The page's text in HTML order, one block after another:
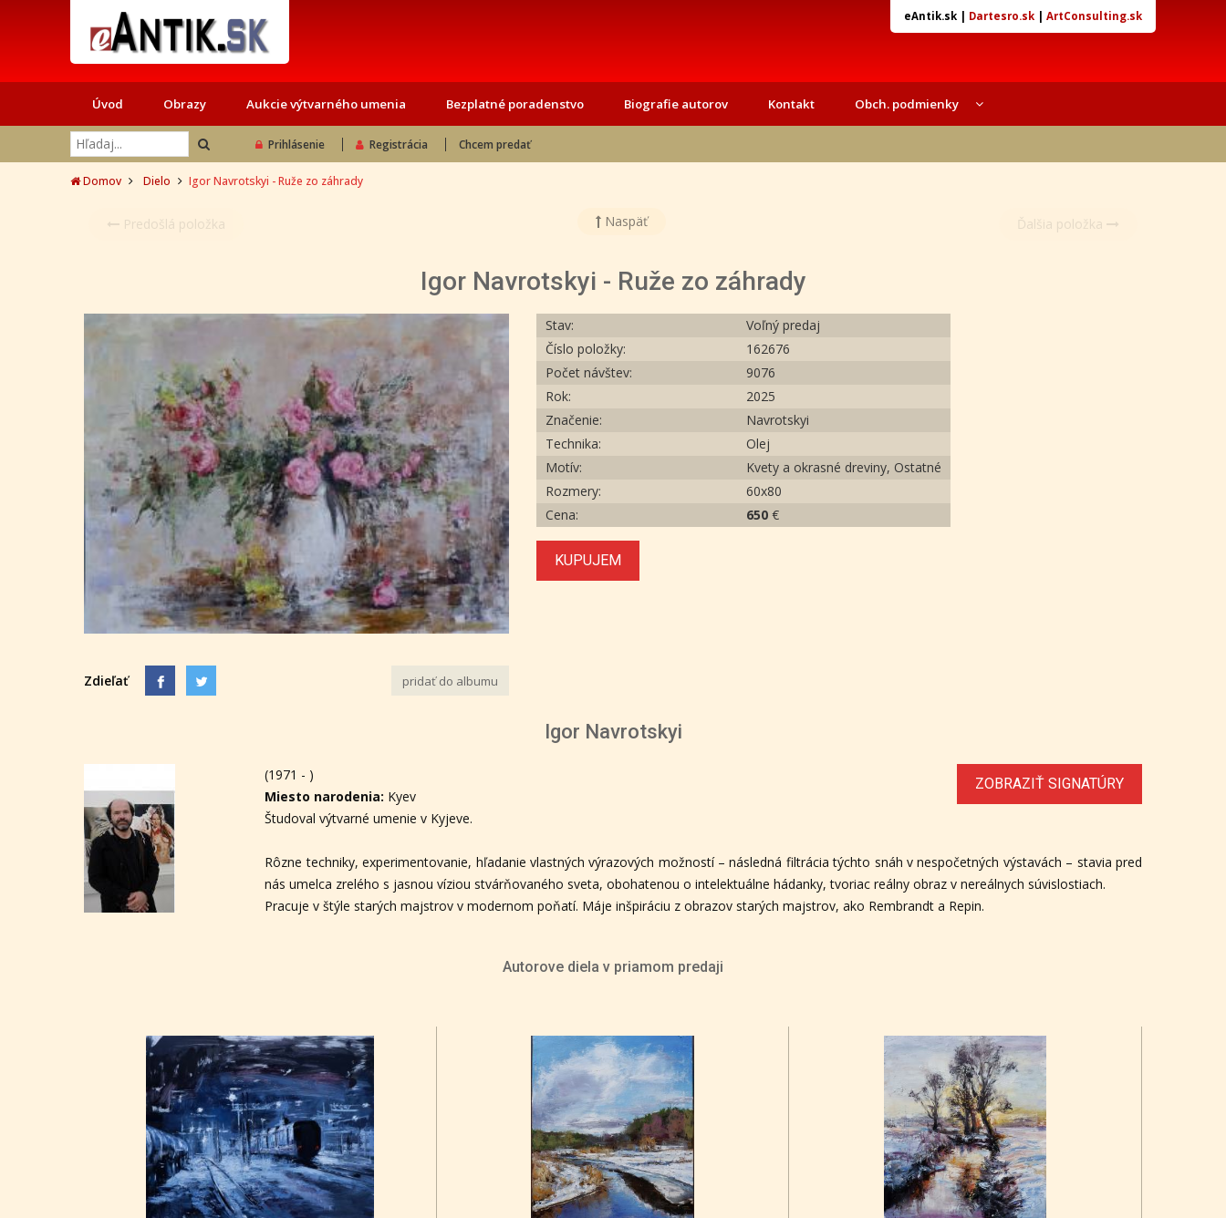
eAntik.sk| Dartesro.sk| ArtConsulting.sk
Úvod Obrazy Aukcie výtvarného umenia Bezplatné poradenstvo Biografie autorov Kontakt Obch. podmienky
Prihlásenie Registrácia Chcem predať
Domov Dielo Igor Navrotskyi - Ruže zo záhrady
Predošlá položka Naspäť Ďalšia položka
Igor Navrotskyi - Ruže zo záhrady
Zdieľať pridať do albumu
Stav:
Voľný predaj
Číslo položky:
162676
Počet návštev:
9076
Rok:
2025
Značenie:
Navrotskyi
Technika:
Olej
Motív:
Kvety a okrasné dreviny, Ostatné
Rozmery:
60х80
Cena:
650 €
KUPUJEM
Igor Navrotskyi
ZOBRAZIŤ SIGNATÚRY
(1971 - )
Miesto narodenia: Kyev
Študoval výtvarné umenie v Kyjeve.
Rôzne techniky, experimentovanie, hľadanie vlastných výrazových možností – následná filtrácia týchto snáh v nespočetných výstavách – stavia pred
nás umelca zrelého s jasnou víziou stvárňovaného sveta, obohatenou o intelektuálne hádanky, tvoriac reálny obraz v nereálnych súvislostiach.
Pracuje v štýle starých majstrov v modernom poňatí. Máje inšpiráciu z obrazov starých majstrov, ako Rembrandt a Repin.
Autorove diela v priamom predaji